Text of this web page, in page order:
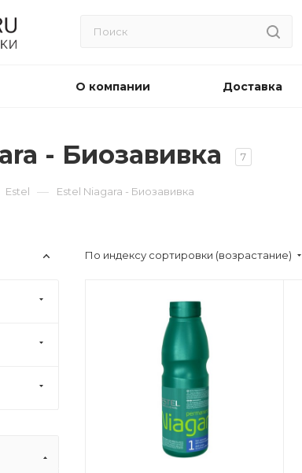
О компании Доставка
- Биозавивка 7
Estel — Estel Niagara - Биозавивка
По индексу сортировки (возрастание)